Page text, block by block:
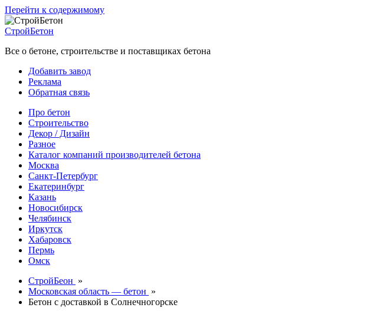
Перейти к содержимому
СтройБетон
Все о бетоне, строительстве и поставщиках бетона
Добавить завод
Реклама
Обратная связь
Про бетон
Строительство
Декор / Дизайн
Разное
Каталог компаний производителей бетона
Москва
Санкт-Петербург
Екатеринбург
Казань
Новосибирск
Челябинск
Иркутск
Хабаровск
Пермь
Омск
СтройБеон »
Московская область — бетон »
Бетон с доставкой в Солнечногорске